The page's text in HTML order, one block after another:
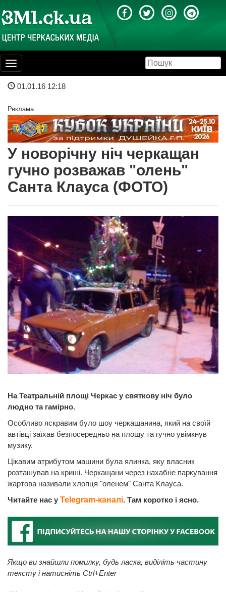
Toggle
navigation
01.01.16 12:18
Реклама
У новорічну ніч черкащан
гучно розважав "олень"
Санта Клауса (ФОТО)
На Театральній площі Черкас у святкову ніч було
людно та гамірно.
Особливо яскравим було шоу черкащанина, який на своїй
автівці заїхав безпосередньо на площу та гучно увімкнув
музику.
Цікавим атрибутом машини була ялинка, яку власник
розташував на криші. Черкащани через нахабне паркування
жартова називали хлопця "оленем" Санта Клауса.
Читайте нас у Telegram-каналі. Там коротко і ясно.
Якщо ви знайшли помилку, будь ласка, виділіть частину
тексту і натисніть Ctrl+Enter